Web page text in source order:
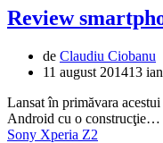
Review
de Claudiu Ciobanu
11 august 201413
Lansat în primăvara
Android cu o construcţie…
Sony Xperia Z2